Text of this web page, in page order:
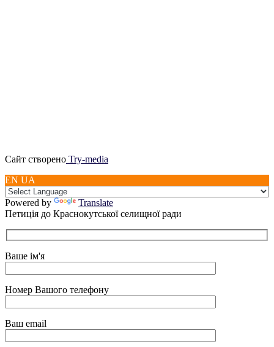
Сайт створено Try-media
EN UA
Powered by
Translate
Петиція до Краснокутської селищної ради
Ваше ім'я
Номер Вашого телефону
Ваш email